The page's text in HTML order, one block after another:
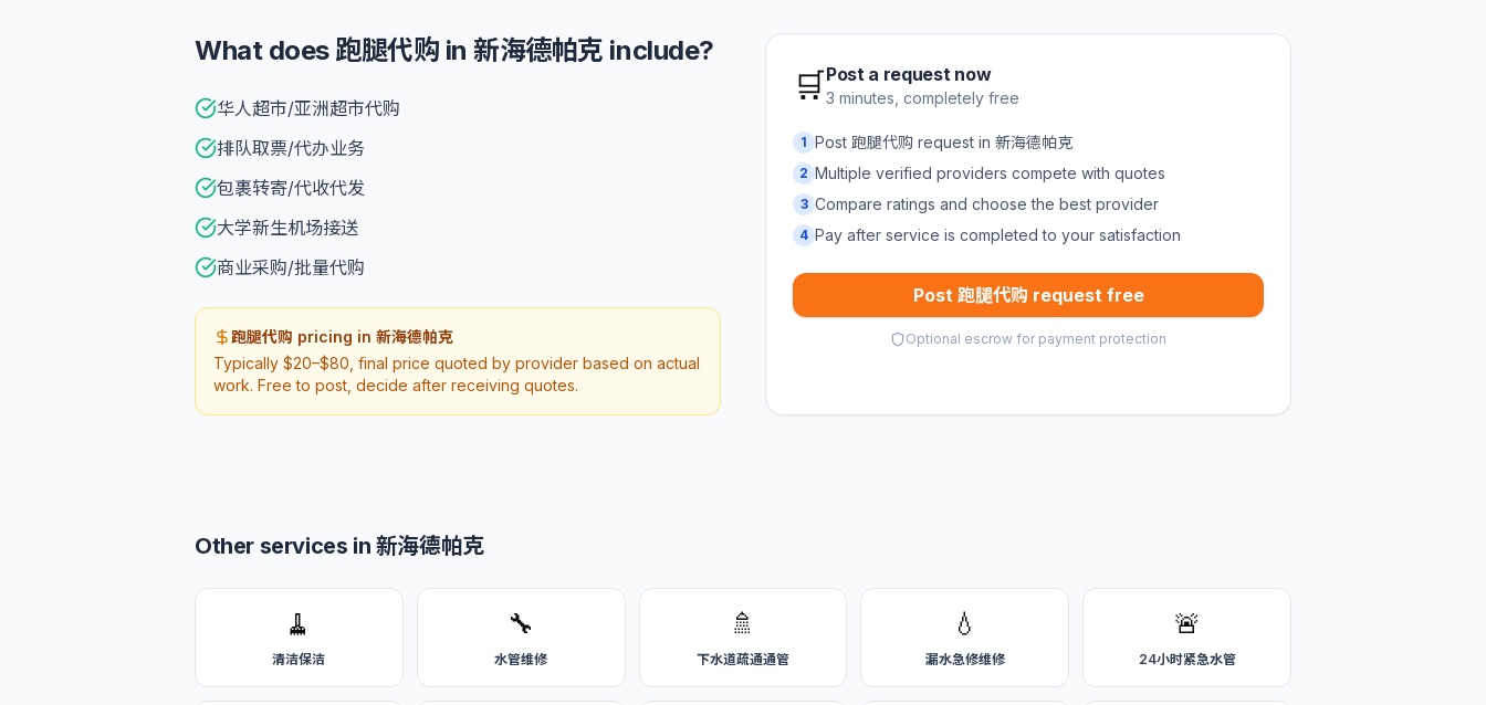
What does 跑腿代购 in 新海德帕克 include?
华人超市/亚洲超市代购
排队取票/代办业务
包裹转寄/代收代发
大学新生机场接送
商业采购/批量代购
跑腿代购 pricing in 新海德帕克
Typically $20–$80, final price quoted by provider based on actual
work. Free to post, decide after receiving quotes.
🛒Post a request now
3 minutes, completely free
1 Post 跑腿代购 request in 新海德帕克
2 Multiple verified providers compete with quotes
3 Compare ratings and choose the best provider
4 Pay after service is completed to your satisfaction
Post 跑腿代购 request free
Optional escrow for payment protection
Other services in 新海德帕克
🧹
清洁保洁
🔧
水管维修
🚿
下水道疏通通管
💧
漏水急修维修
🚨
24小时紧急水管